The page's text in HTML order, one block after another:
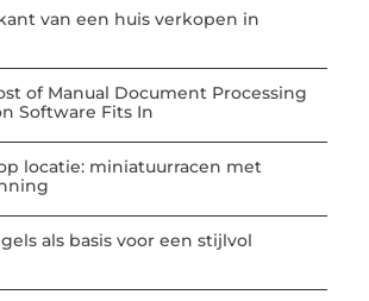
van een huis verkopen in
of Manual Document Processing
Software Fits In
locatie: miniatuurracen met
als basis voor een stijlvol